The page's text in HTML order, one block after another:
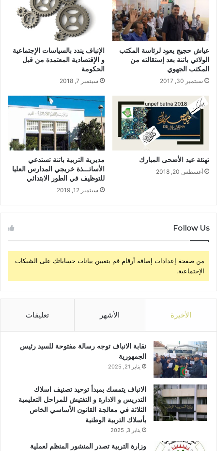
عياش حجيج يعود لرئاسة المكتب
الولائي باتنة بعد إستقالته من
المكتب الجهوي
سبتمبر 30, 2017
الإنباف يندد بالسياسات الإجتماعية
و الإقتصادية المعتمدة من قبل
الحكومة
سبتمبر 7, 2018
تهنئة عيد الأضحى المبارك
أغسطس 20, 2018
مديرية التربية باتنة تستدعي
الأساتـــذة خريجي المدارس العليا
للتوظيف في الطور الابتدائي
سبتمبر 12, 2019
Follow Us
من صفحة إعدادات إضافة أرقام قم بتعيين بيانات حساباتك على الشبكات
الإجتماعية.
الأخيرة الأشهر تعليقات
نقابة الانباف توجه رسالة مفتوحة للسيد رئيس
الجمهورية
يناير 21, 2025
الانباف يتمسك بمبدأ توحيد تصنيف اسلاك
التدريس و الادارة و التفتيش للمراحل التعليمية
الثلاثة في معالجة القانون الأساسي الخاص
بأسلاك التربية الوطنية
يناير 3, 2025
وزارة التربية تصدر المنشور المنظم لعملية